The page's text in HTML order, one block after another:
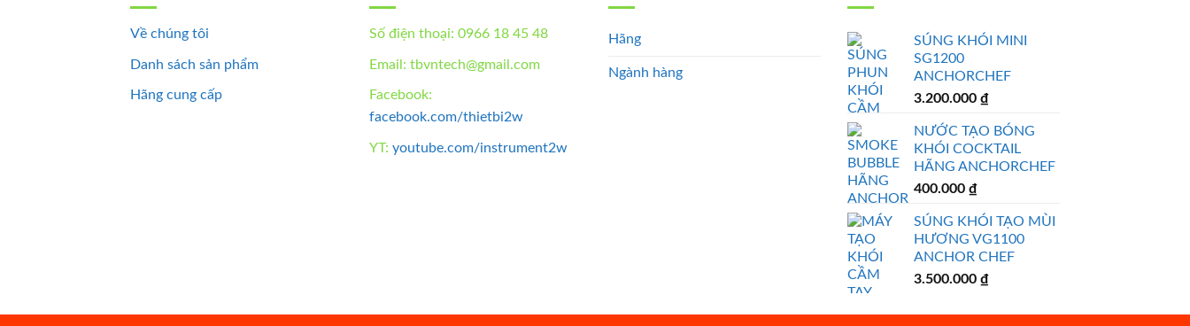
Về chúng tôi
Danh sách sản phẩm
Hãng cung cấp
Số điện thoại: 0966 18 45 48
Email: tbvntech@gmail.com
Facebook:
facebook.com/thietbi2w
YT: youtube.com/instrument2w
Hãng
Ngành hàng
SÚNG KHÓI MINI
SG1200
ANCHORCHEF
3.200.000 ₫
NƯỚC TẠO BÓNG
KHÓI COCKTAIL
HÃNG ANCHORCHEF
400.000 ₫
SÚNG KHÓI TẠO MÙI
HƯƠNG VG1100
ANCHOR CHEF
3.500.000 ₫